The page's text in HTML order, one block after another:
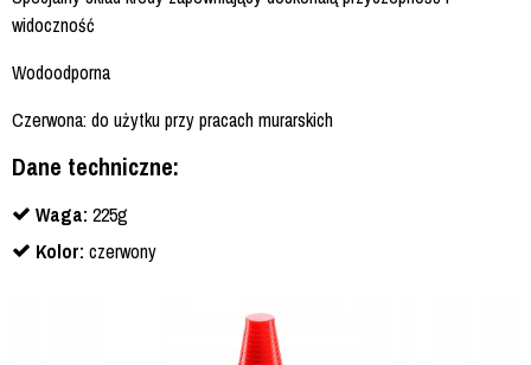
widoczność
Wodoodporna
Czerwona: do użytku przy pracach murarskich
Dane techniczne:
Waga: 225g
Kolor: czerwony